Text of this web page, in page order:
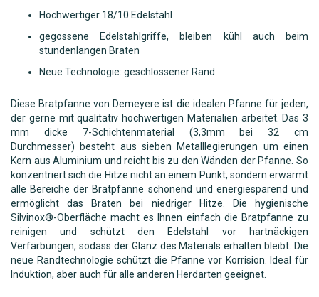
Hochwertiger 18/10 Edelstahl
gegossene Edelstahlgriffe, bleiben kühl auch beim
stundenlangen Braten
Neue Technologie: geschlossener Rand
Diese Bratpfanne von Demeyere ist die idealen Pfanne für jeden,
der gerne mit qualitativ hochwertigen Materialien arbeitet. Das 3
mm dicke 7-Schichtenmaterial (3,3mm bei 32 cm
Durchmesser) besteht aus sieben Metalllegierungen um einen
Kern aus Aluminium und reicht bis zu den Wänden der Pfanne. So
konzentriert sich die Hitze nicht an einem Punkt, sondern erwärmt
alle Bereiche der Bratpfanne schonend und energiesparend und
ermöglicht das Braten bei niedriger Hitze. Die hygienische
Silvinox®-Oberfläche macht es Ihnen einfach die Bratpfanne zu
reinigen und schützt den Edelstahl vor hartnäckigen
Verfärbungen, sodass der Glanz des Materials erhalten bleibt. Die
neue Randtechnologie schützt die Pfanne vor Korrision. Ideal für
Induktion, aber auch für alle anderen Herdarten geeignet.